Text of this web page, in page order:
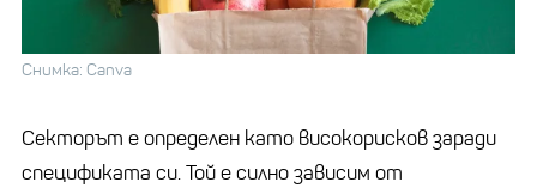
Снимка: Canva
Секторът е определен като високорисков заради
спецификата си. Той е силно зависим от